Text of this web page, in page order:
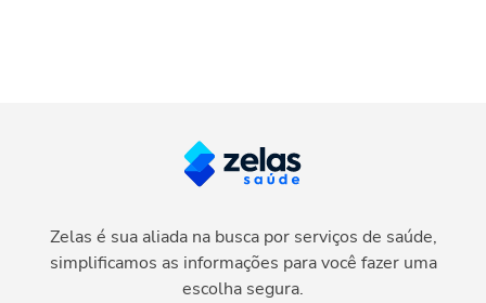
Zelas é sua aliada na busca por serviços de saúde,
simplificamos as informações para você fazer uma
escolha segura.